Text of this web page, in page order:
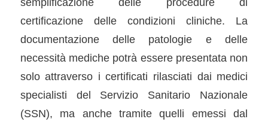
certificazione delle condizioni cliniche. La
documentazione delle patologie e delle
necessità mediche potrà essere presentata non
solo attraverso i certificati rilasciati dai medici
specialisti del Servizio Sanitario Nazionale
(SSN), ma anche tramite quelli emessi dal